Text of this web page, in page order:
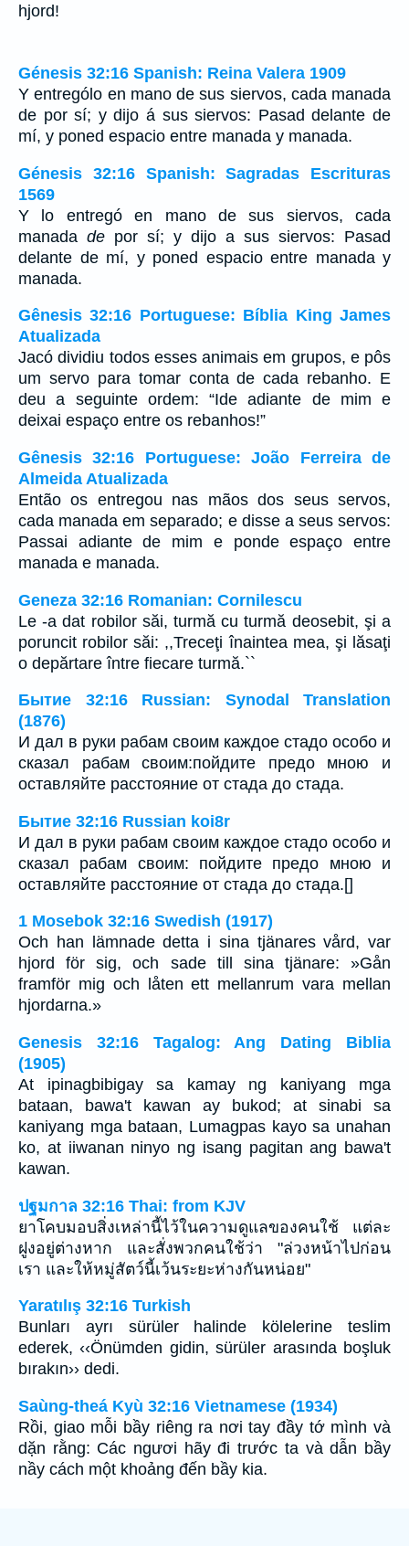
hjord!
Génesis 32:16 Spanish: Reina Valera 1909
Y entrególo en mano de sus siervos, cada manada
de por sí; y dijo á sus siervos: Pasad delante de
mí, y poned espacio entre manada y manada.
Génesis 32:16 Spanish: Sagradas Escrituras
1569
Y lo entregó en mano de sus siervos, cada
manada de por sí; y dijo a sus siervos: Pasad
delante de mí, y poned espacio entre manada y
manada.
Gênesis 32:16 Portuguese: Bíblia King James
Atualizada
Jacó dividiu todos esses animais em grupos, e pôs
um servo para tomar conta de cada rebanho. E
deu a seguinte ordem: “Ide adiante de mim e
deixai espaço entre os rebanhos!”
Gênesis 32:16 Portuguese: João Ferreira de
Almeida Atualizada
Então os entregou nas mãos dos seus servos,
cada manada em separado; e disse a seus servos:
Passai adiante de mim e ponde espaço entre
manada e manada.
Geneza 32:16 Romanian: Cornilescu
Le -a dat robilor săi, turmă cu turmă deosebit, şi a
poruncit robilor săi: ,,Treceţi înaintea mea, şi lăsaţi
o depărtare între fiecare turmă.``
Бытие 32:16 Russian: Synodal Translation
(1876)
И дал в руки рабам своим каждое стадо особо и
сказал рабам своим:пойдите предо мною и
оставляйте расстояние от стада до стада.
Бытие 32:16 Russian koi8r
И дал в руки рабам своим каждое стадо особо и
сказал рабам своим: пойдите предо мною и
оставляйте расстояние от стада до стада.[]
1 Mosebok 32:16 Swedish (1917)
Och han lämnade detta i sina tjänares vård, var
hjord för sig, och sade till sina tjänare: »Gån
framför mig och låten ett mellanrum vara mellan
hjordarna.»
Genesis 32:16 Tagalog: Ang Dating Biblia
(1905)
At ipinagbibigay sa kamay ng kaniyang mga
bataan, bawa't kawan ay bukod; at sinabi sa
kaniyang mga bataan, Lumagpas kayo sa unahan
ko, at iiwanan ninyo ng isang pagitan ang bawa't
kawan.
ปฐมกาล 32:16 Thai: from KJV
ยาโคบมอบสิ่งเหล่านี้ไว้ในความดูแลของคนใช้ แต่ละ
ฝูงอยู่ต่างหาก และสั่งพวกคนใช้ว่า "ล่วงหน้าไปก่อน
เรา และให้หมู่สัตว์นี้เว้นระยะห่างกันหน่อย"
Yaratılış 32:16 Turkish
Bunları ayrı sürüler halinde kölelerine teslim
ederek, ‹‹Önümden gidin, sürüler arasında boşluk
bırakın›› dedi.
Saùng-theá Kyù 32:16 Vietnamese (1934)
Rồi, giao mỗi bầy riêng ra nơi tay đầy tớ mình và
dặn rằng: Các ngươi hãy đi trước ta và dẫn bầy
nầy cách một khoảng đến bầy kia.